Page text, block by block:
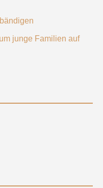
junge Familien auf